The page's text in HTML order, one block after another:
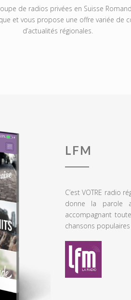
de radios privées en Suisse
et vous propose une offre variée de
d’actualités régionales.
LFM
C’est VOTRE radio
donne la parole
accompagnant
chansons populaires